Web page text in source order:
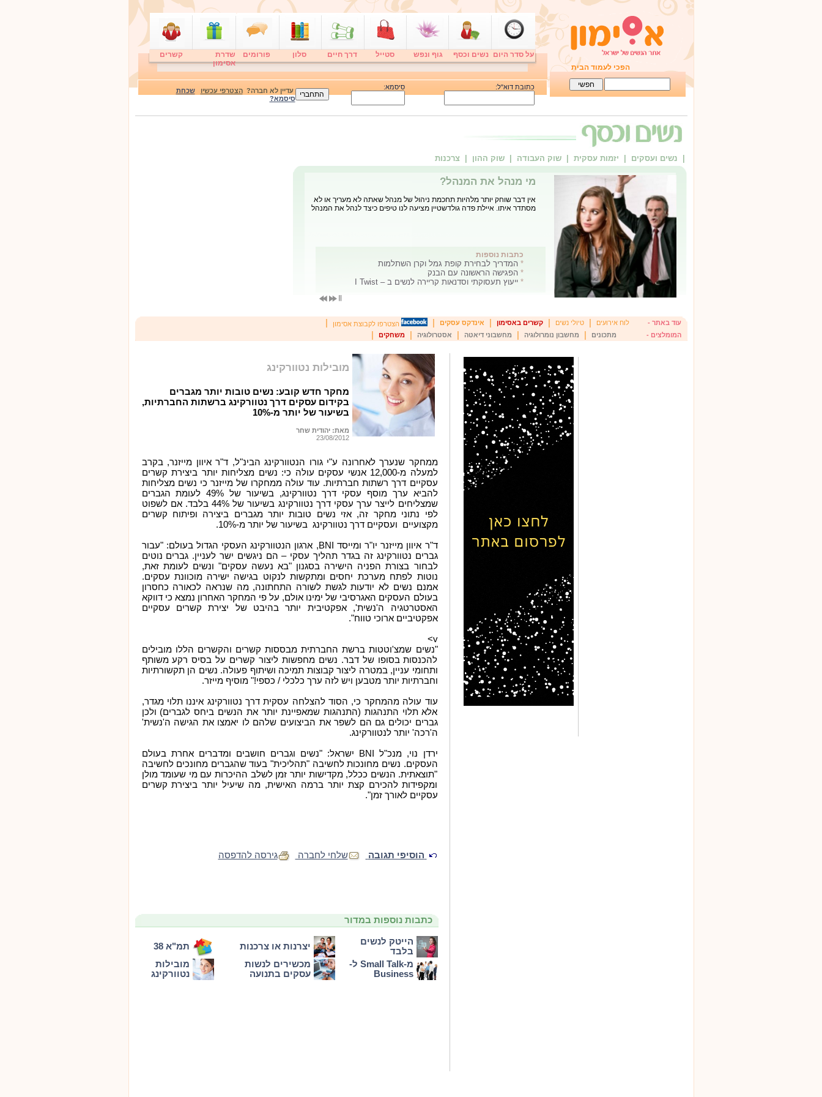
הפכי לעמוד הבית
על סדר היום נשים וכסף גוף ונפש סטייל דרך חיים סלון פורומים
שדרת
אסימון
קשרים
כתובת דוא"ל: סיסמא: עדיין לא חברה?הצטרפי עכשיו
שכחת
סיסמא?
| נשים ועסקים | יזמות עסקית | שוק העבודה | שוק ההון | צרכנות
מי מנהל את המנהל?
אין דבר שוחק יותר מלהיות תחכמת ניהול של מנהל שאתה לא מעריך או לא
מסתדר איתו. איילת פדה גולדשטיין מציעה לנו טיפים כיצד לנהל את המנהל
כתבות נוספות
*המדריך לבחירת קופת גמל וקרן השתלמות
*הפגישה הראשונה עם הבנק
*ייעוץ תעסוקתי וסדנאות קריירה לנשים ב – I Twist
עוד באתר - לוח אירועים |טיולי נשים |קשרים באסימון אינדקס עסקים הצטרפו לקבוצת אסימון
המומלצים - מתכונים מחשבון נומרולוגיה מחשבוני דיאטה אסטרולוגיה |משחקים
מובילות נטוורקינג
מחקר חדש קובע: נשים טובות יותר מגברים
בקידום עסקים דרך נטוורקינג ברשתות החברתיות,
בשיעור של יותר מ-10%
מאת: יהודית שחר
23/08/2012
ממחקר שנערך לאחרונה ע"י גורו הנטוורקינג הבינ"ל, ד"ר איוון מייזנר, בקרב
למעלה מ-12,000 אנשי עסקים עולה כי: נשים מצליחות יותר ביצירת קשרים
עסקיים דרך רשתות חברתיות. עוד עולה ממחקרו של מייזנר כי נשים מצליחות
להביא ערך מוסף עסקי דרך נטוורקינג, בשיעור של 49% לעומת הגברים
שמצליחים לייצר ערך עסקי דרך נטוורקינג בשיעור של 44% בלבד. אם לשפוט
לפי נתוני מחקר זה, אזי נשים טובות יותר מגברים ביצירה ופיתוח קשרים
מקצועיים ועסקיים דרך נטוורקינג בשיעור של יותר מ-10%.
ד"ר איוון מייזנר יו"ר ומייסד BNI, ארגון הנטוורקינג העסקי הגדול בעולם: "עבור
גברים נטוורקינג זה בגדר תהליך עסקי – הם ניגשים ישר לעניין. גברים נוטים
לבחור בצורת הפניה הישירה בסגנון "בא נעשה עסקים" ונשים לעומת זאת,
נוטות לפתח מערכת יחסים ומתקשות לנקוט בגישה ישירה מוכוונת עסקים.
אמנם נשים לא יודעות לגשת לשורה התחתונה, מה שנראה לכאורה כחסרון
בעולם העסקים האגרסיבי של ימינו אולם, על פי המחקר האחרון נמצא כי דווקא
האסטרטגיה ה'נשית', אפקטיבית יותר בהיבט של יצירת קשרים עסקיים
אפקטיביים ארוכי טווח".
v>
"נשים שמצ'וטטות ברשת החברתית מבססות קשרים והקשרים הללו מובילים
להכנסות בסופו של דבר. נשים מחפשות ליצור קשרים על בסיס רקע משותף
ותחומי עניין, במטרה ליצור קבוצות תמיכה ושיתוף פעולה. נשים הן תקשורתיות
וחברתיות יותר מטבען ויש לזה ערך כלכלי / כספי!" מוסיף מייזר.
עוד עולה מהמחקר כי, הסוד להצלחה עסקית דרך נטוורקינג איננו תלוי מגדר,
אלא תלוי התנהגות (התנהגות שמאפיינת יותר את הנשים ביחס לגברים) ולכן
גברים יכולים גם הם לשפר את הביצועים שלהם לו יאמצו את הגישה ה'נשית'
ה'רכה' יותר לנטוורקינג.
ירדן נוי, מנכ"ל BNI ישראל: "נשים וגברים חושבים ומדברים אחרת בעולם
העסקים. נשים מחונכות לחשיבה "תהליכית" בעוד שהגברים מחונכים לחשיבה
"תוצאתית. הנשים ככלל, מקדישות יותר זמן לשלב ההיכרות עם מי שעומד מולן
ומקפידות להכירם קצת יותר ברמה האישית, מה שיעיל יותר ביצירת קשרים
עסקיים לאורך זמן".
הוסיפי תגובה שלחי לחברה גירסה להדפסה
כתבות נוספות במדור
הייטק לנשים
בלבד
יצרנות או צרכנות
תמ"א 38
מ-Small Talk ל-
Business
מכשירים לנשות
עסקים בתנועה
מובילות
נטוורקינג